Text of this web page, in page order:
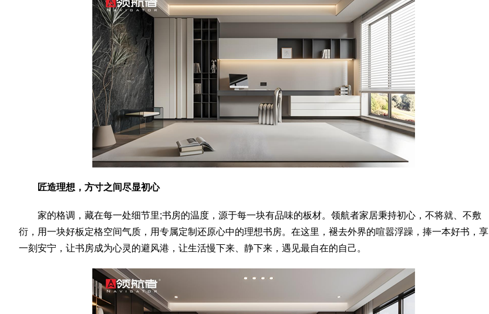
匠造理想，方寸之间尽显初心
家的格调，藏在每一处细节里;书房的温度，源于每一块有品味的板材。领航者家居秉持初心，不将就、不敷
衍，用一块好板定格空间气质，用专属定制还原心中的理想书房。在这里，褪去外界的喧嚣浮躁，捧一本好书，享
一刻安宁，让书房成为心灵的避风港，让生活慢下来、静下来，遇见最自在的自己。